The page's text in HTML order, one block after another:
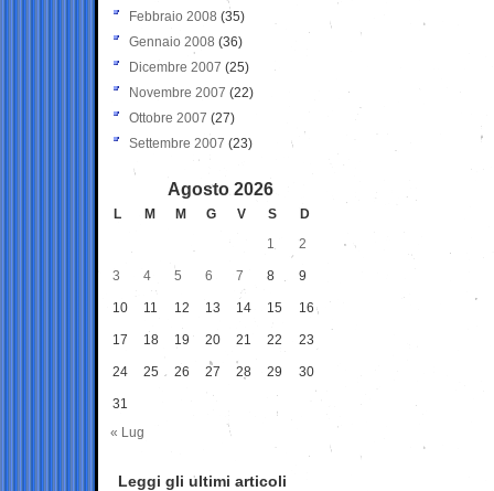
Febbraio 2008 (35)
Gennaio 2008 (36)
Dicembre 2007 (25)
Novembre 2007 (22)
Ottobre 2007 (27)
Settembre 2007 (23)
Agosto 2026
L M M G V S
D
1
2
3 4 5 6 7 8 9
10 11 12 13 14 15 16
17 18 19 20 21 22 23
24 25 26 27 28 29 30
31
« Lug
Leggi gli ultimi articoli